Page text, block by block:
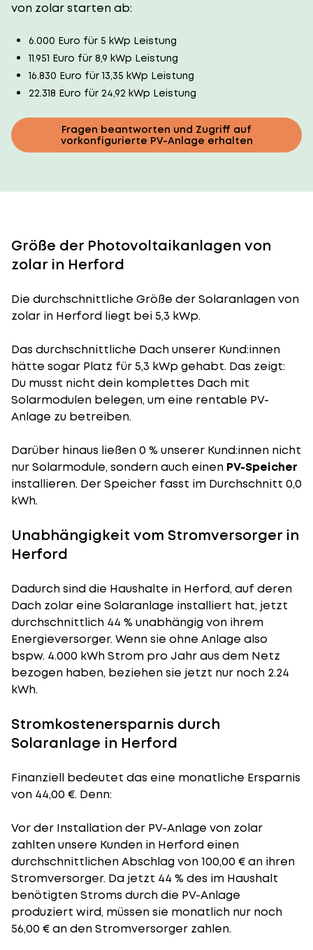
von zolar starten ab:
6.000 Euro für 5 kWp Leistung
11.951 Euro für 8,9 kWp Leistung
16.830 Euro für 13,35 kWp Leistung
22.318 Euro für 24,92 kWp Leistung
Fragen beantworten und Zugriff auf
vorkonfigurierte PV-Anlage erhalten
Größe der Photovoltaikanlagen von
zolar in Herford
Die durchschnittliche Größe der Solaranlagenvon
zolar in Herford liegt bei 5,3 kWp.
Das durchschnittliche Dach unserer Kund:innen
hätte sogar Platz für 5,3 kWp gehabt. Das zeigt:
Du musst nicht dein komplettes Dach mit
Solarmodulen belegen, um eine rentable PV-
Anlage zu betreiben.
Darüber hinaus ließen 0 % unserer Kund:innen nicht
nur Solarmodule, sondern auch einen PV-Speicher
installieren. Der Speicher fasst im Durchschnitt 0,0
kWh.
Unabhängigkeit vom Stromversorger in
Herford
Dadurch sind die Haushalte in Herford, auf deren
Dach zolar eine Solaranlage installiert hat, jetzt
durchschnittlich 44 % unabhängig von ihrem
Energieversorger. Wenn sie ohne Anlage also
bspw. 4.000 kWh Strom pro Jahr aus dem Netz
bezogen haben, beziehen sie jetzt nur noch 2.24
kWh.
Stromkostenersparnis durch
Solaranlage in Herford
Finanziell bedeutet das eine monatliche Ersparnis
von 44,00 €. Denn:
Vor der Installation der PV-Anlage von zolar
zahlten unsere Kunden in Herford einen
durchschnittlichen Abschlag von 100,00 € an ihren
Stromversorger. Da jetzt 44 % des im Haushalt
benötigten Stroms durch die PV-Anlage
produziert wird, müssen sie monatlich nur noch
56,00 € an den Stromversorger zahlen.